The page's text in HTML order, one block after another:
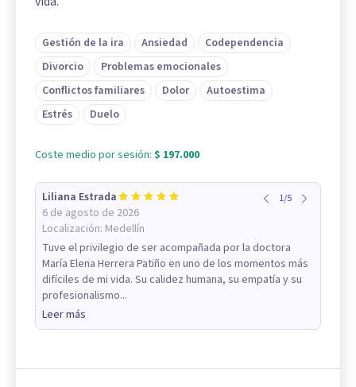
Gestión de la ira Ansiedad
Codependencia
Divorcio
Problemas emocionales
Conflictos familiares
Dolor
Autoestima
Estrés
Duelo
Coste medio por sesión: $ 197.000
Liliana Estrada
6 de agosto de 2026
Localización: Medellín
1/5
Tuve el privilegio de ser acompañada por la doctora
María Elena Herrera Patiño en uno de los momentos más
difíciles de mi vida. Su calidez humana, su empatía y su
profesionalismo...
Leer más